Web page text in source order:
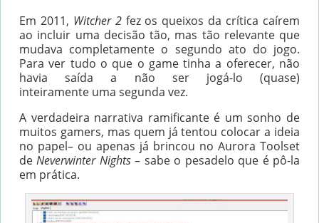
Em 2011, Witcher 2fez os queixos da crítica caírem
ao incluir uma decisão tão, mas tão relevante que
mudava completamente o segundo ato do jogo.
Para ver tudo o que o game tinha a oferecer, não
havia saída a não ser jogá-lo (quase)
inteiramente uma segunda vez.
A verdadeira narrativa ramificante é um sonho de
muitos gamers, mas quem já tentou colocar a ideia
no papel– ou apenas já brincou no Aurora Toolset
deNeverwinter Nights– sabe o pesadelo que é pô-la
em prática.